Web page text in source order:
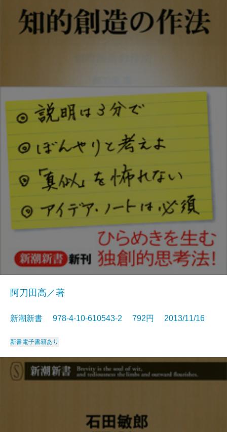
阿刀田高／著
新潮新書 978-4-10-610543-2 792円 2013/11/16
新書電子書籍あり